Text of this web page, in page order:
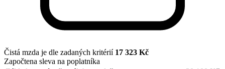
Čistá mzda je dle zadaných kritérií 17 323 Kč
Započtena sleva na poplatníka